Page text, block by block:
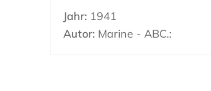
Jahr: 1941
Autor: Marine - ABC.: